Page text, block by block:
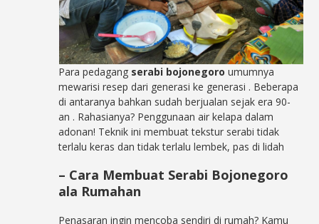
Para pedagang serabi bojonegoro umumnya
mewarisi resep dari generasi ke generasi . Beberapa
di antaranya bahkan sudah berjualan sejak era 90-
an . Rahasianya? Penggunaan air kelapa dalam
adonan! Teknik ini membuat tekstur serabi tidak
terlalu keras dan tidak terlalu lembek, pas di lidah
– Cara Membuat Serabi Bojonegoro
ala Rumahan
Penasaran ingin mencoba sendiri di rumah? Kamu